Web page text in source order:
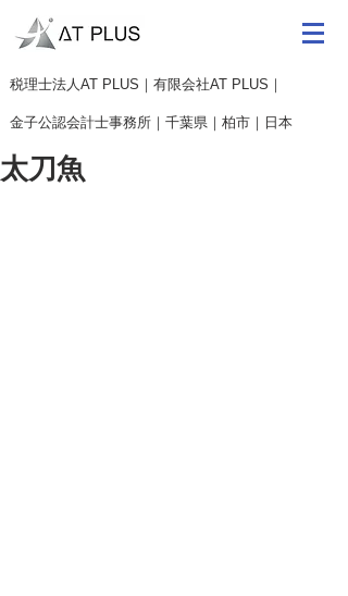
​税理士法人AT PLUS｜有限会社AT PLUS｜
金子公認会計士事務所｜ 千葉県｜柏市｜日本
太刀魚